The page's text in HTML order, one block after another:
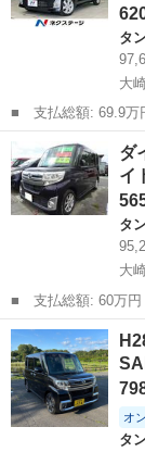
タ
大
■ 支払総額: 69.9万円 ■ 車両本体価格： 620,000 円 ■ メーカー
名： ダイハツ ■
Ｓ ＳＡ 純正８型
ア ＬＥＤヘ...
大崎市
ダ
イ
タ
大
■ 支払総額: 60万円 ■ 車両本体価格： 565,000 円 ■ メーカー
名： ダイハツ ■
Ｘ 左側パワース
ベンチシート エア
宮城 大崎市
オ
タ